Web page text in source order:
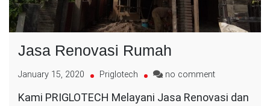
Jasa Renovasi Rumah
January 15, 2020 Priglotech no commenton
Renovasi
Kami PRIGLOTECH Melayani Jasa Renovasi dan